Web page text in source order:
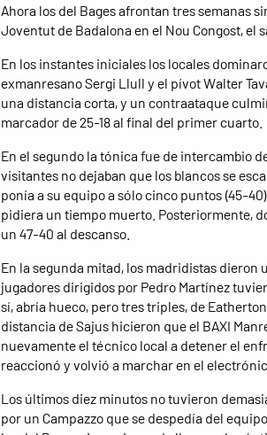
Ahora los del Bages afrontan tres semanas
Joventut de Badalona en el Nou Congost, el
En los instantes iniciales los locales
exmanresano Sergi Llull y el pívot Walter
una distancia corta, y un contraataque
marcador de 25-18 al final del primer cuarto.
En el segundo la tónica fue de intercambio
visitantes no dejaban que los blancos se
ponía a su equipo a sólo cinco puntos (45-
pidiera un tiempo muerto. Posteriormente,
un 47-40 al descanso.
En la segunda mitad, los madridistas dieron
jugadores dirigidos por Pedro Martínez
sí, abría hueco, pero tres triples, de
distancia de Sajus hicieron que el BAXI
nuevamente el técnico local a detener el
reaccionó y volvió a marchar en el
Los últimos diez minutos no tuvieron
por un Campazzo que se despedía del